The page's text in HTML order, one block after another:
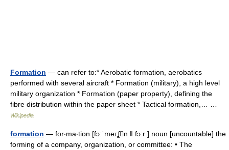
Formation — can refer to:* Aerobatic formation, aerobatics
performed with several aircraft * Formation (military), a high level
military organization * Formation (paper property), defining the
fibre distribution within the paper sheet * Tactical formation,… …
Wikipedia
formation — for‧ma‧tion [fɔːˈmeɪʆn ǁ fɔːr ] noun [uncountable] the
forming of a company, organization, or committee: • The